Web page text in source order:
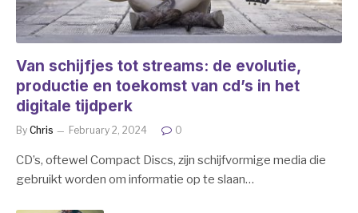
Van schijfjes tot streams: de evolutie,
productie en toekomst van cd’s in het
digitale tijdperk
By Chris February 2, 2024 0
CD’s, oftewel Compact Discs, zijn schijfvormige media die
gebruikt worden om informatie op te slaan…